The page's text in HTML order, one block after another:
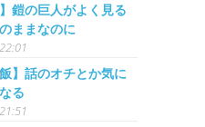
鎧の巨人がよく見る
ままなのに
飯】話のオチとか気に
る